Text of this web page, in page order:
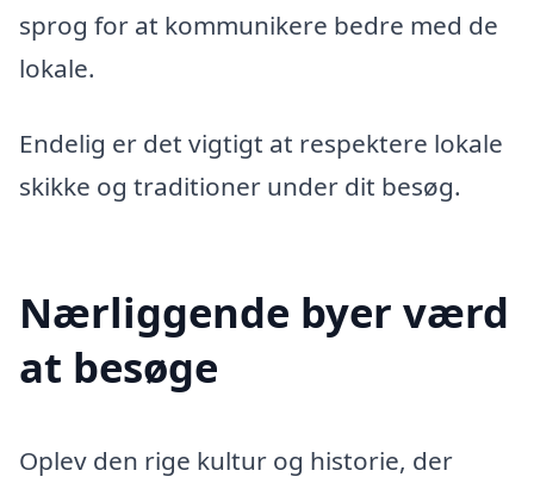
sprog for at kommunikere bedre med de
lokale.
Endelig er det vigtigt at respektere lokale
skikke og traditioner under dit besøg.
Nærliggende byer værd
at besøge
Oplev den rige kultur og historie, der